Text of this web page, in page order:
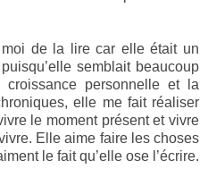
moi de la lire car elle était un
semblait beaucoup
personnelle et la
elle me fait réaliser
le moment présent et vivre
Elle aime faire les choses
le fait qu’elle ose l’écrire.